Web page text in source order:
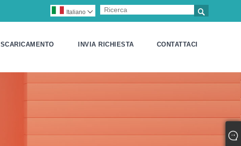

Italiano 
SCARICAMENTO INVIA RICHIESTA CONTATTACI